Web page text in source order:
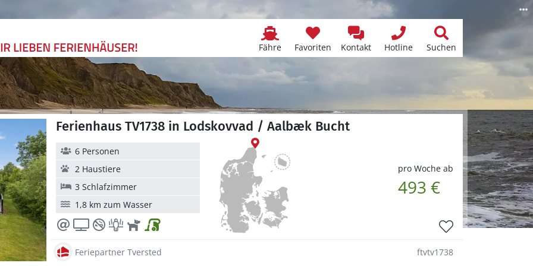
Fähre Favoriten Kontakt Hotline Suchen
Ferienhaus TV1738 in Lodskovvad / Aalbæk Bucht
pro Woche ab
493 €
6 Personen
2 Haustiere
3 Schlafzimmer
1,8 km zum Wasser
Feriepartner Tversted ftvtv1738